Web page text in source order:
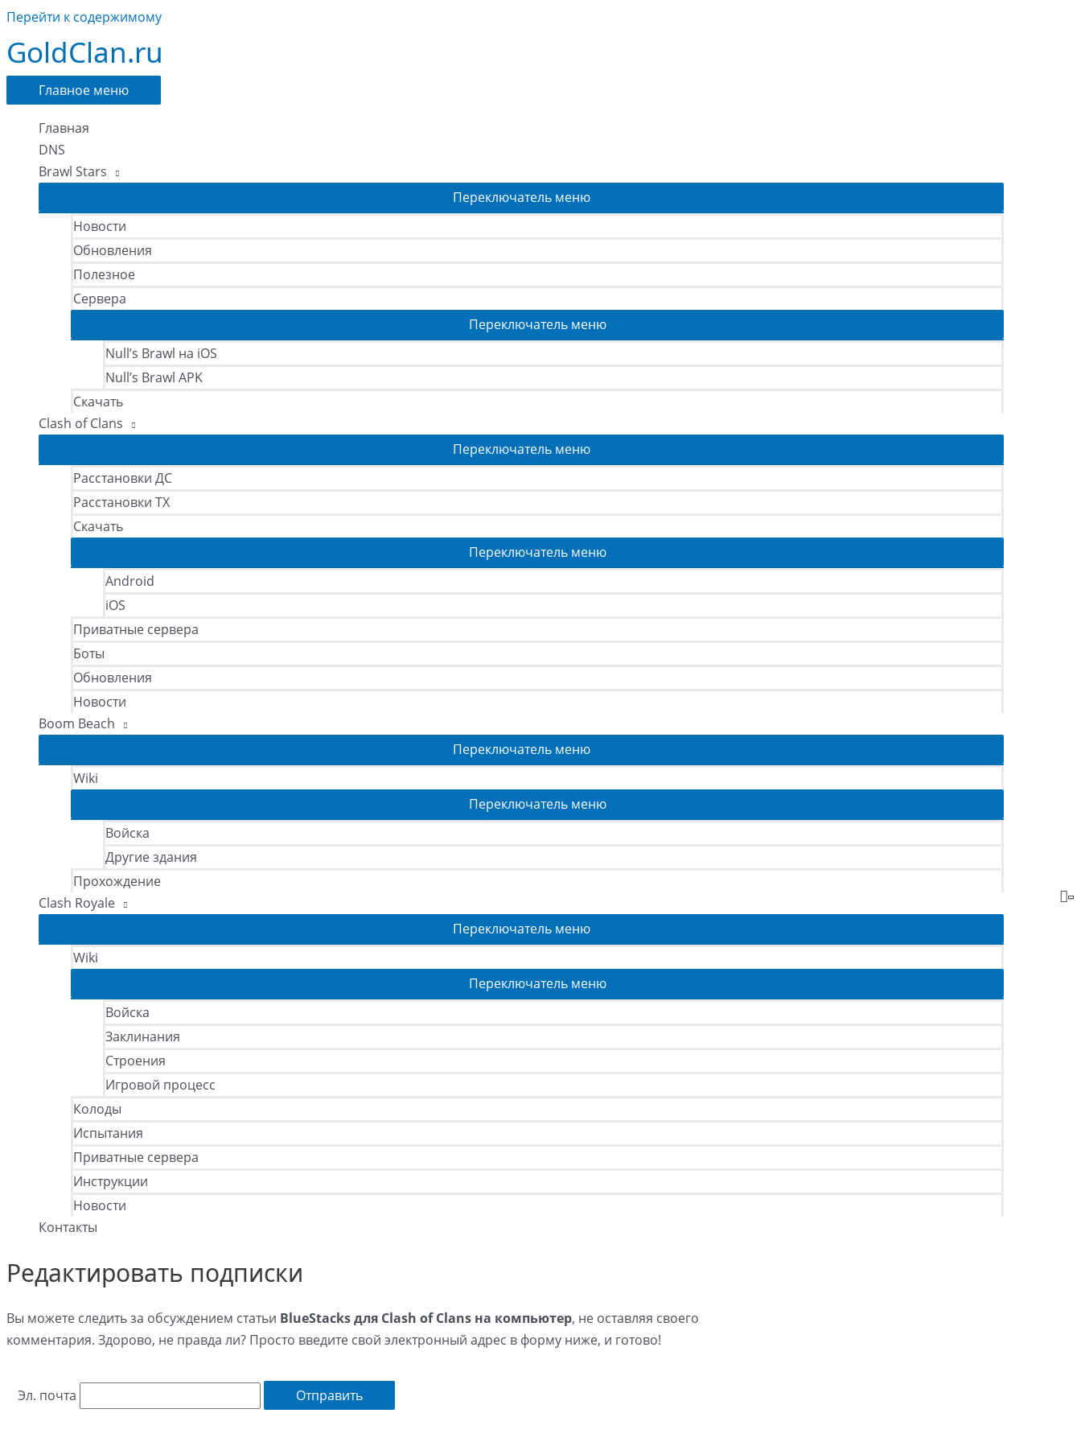
Перейти к содержимому
GoldClan.ru
Главное меню
Главная
DNS
Brawl Stars
Переключатель меню
Новости
Обновления
Полезное
Сервера
Переключатель меню
Null’s Brawl на iOS
Null’s Brawl APK
Скачать
Clash of Clans
Переключатель меню
Расстановки ДС
Расстановки ТХ
Скачать
Переключатель меню
Android
iOS
Приватные сервера
Боты
Обновления
Новости
Boom Beach
Переключатель меню
Wiki
Переключатель меню
Войска
Другие здания
Прохождение
Clash Royale
Переключатель меню
Wiki
Переключатель меню
Войска
Заклинания
Строения
Игровой процесс
Колоды
Испытания
Приватные сервера
Инструкции
Новости
Контакты
Редактировать подписки
Вы можете следить за обсуждением статьи BlueStacks для Clash of Clans на компьютер, не оставляя своего
комментария. Здорово, не правда ли? Просто введите свой электронный адрес в форму ниже, и готово!
Эл. почта